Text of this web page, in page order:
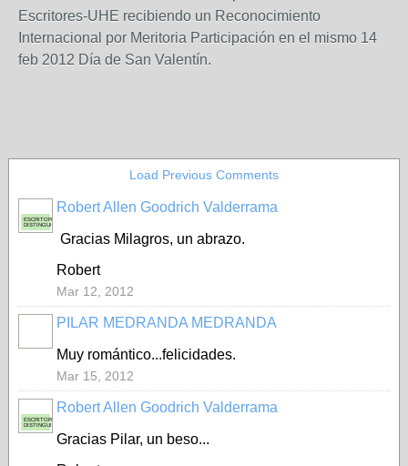
Escritores-UHE recibiendo un Reconocimiento
Internacional por Meritoria Participación en el mismo 14
feb 2012 Día de San Valentín.
Load Previous Comments
ESCRITOR
DISTINGUIDO
Robert Allen Goodrich Valderrama
Gracias Milagros, un abrazo.
Robert
Mar 12, 2012
PILAR MEDRANDA MEDRANDA
Muy romántico...felicidades.
Mar 15, 2012
ESCRITOR
DISTINGUIDO
Robert Allen Goodrich Valderrama
Gracias Pilar, un beso...